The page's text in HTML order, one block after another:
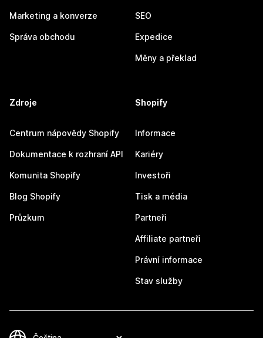
Marketing a konverze
Správa obchodu
SEO
Expedice
Měny a překlad
Zdroje
Centrum nápovědy Shopify
Dokumentace k rozhraní API
Komunita Shopify
Blog Shopify
Průzkum
Shopify
Informace
Kariéry
Investoři
Tisk a média
Partneři
Affiliate partneři
Právní informace
Stav služby